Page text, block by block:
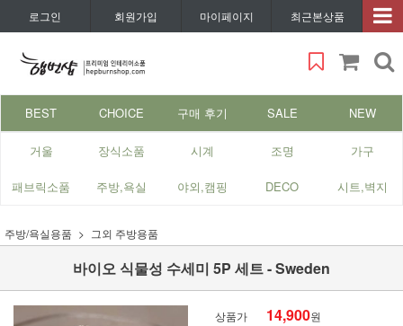
로그인 회원가입 마이페이지 최근본상품
BEST CHOICE 구매 후기 SALE NEW
거울 장식소품 시계 조명 가구
패브릭소품 주방,욕실 야외,캠핑 DECO 시트,벽지
주방/욕실용품 그외 주방용품
바이오 식물성 수세미 5P 세트 - Sweden
상품가 14,900원